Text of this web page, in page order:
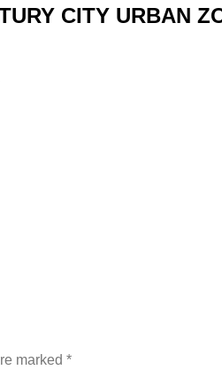
CITY URBAN
marked *